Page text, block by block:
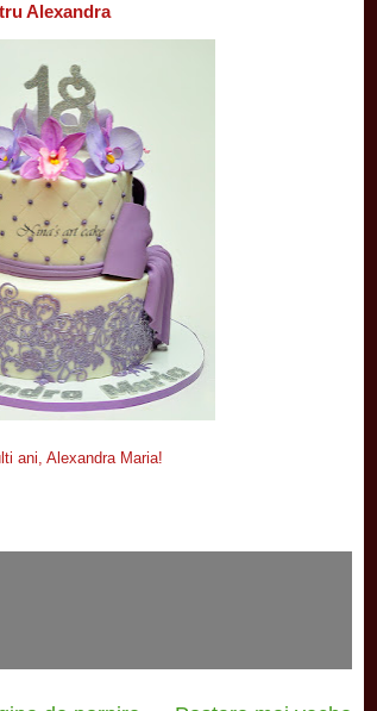
Alexandra
ani, Alexandra Maria!